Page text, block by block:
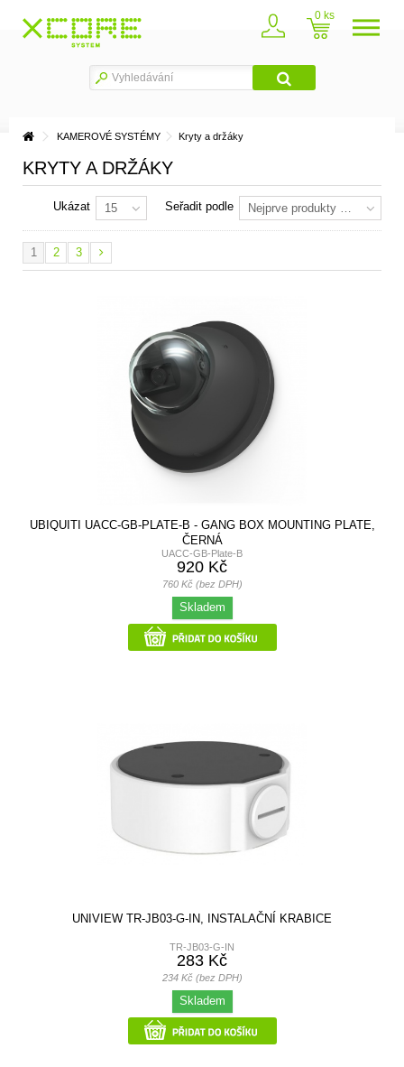
0
KAMEROVÉ SYSTÉMY Kryty a držáky
KRYTY A DRŽÁKY
Seřadit podle Nejprve produkty skladem
Ukázat 15
1 2 3
UBIQUITI UACC-GB-PLATE-B - GANG BOX MOUNTING PLATE,
ČERNÁ
UACC-GB-Plate-B
920 Kč
760 Kč (bez DPH)
Skladem
UNIVIEW TR-JB03-G-IN, INSTALAČNÍ KRABICE
TR-JB03-G-IN
283 Kč
234 Kč (bez DPH)
Skladem